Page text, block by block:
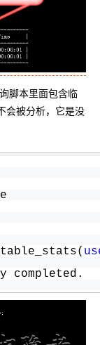
| Rows  |
|      |
|     1 |
脚本里面包含临
会被分析，它是没
completed.